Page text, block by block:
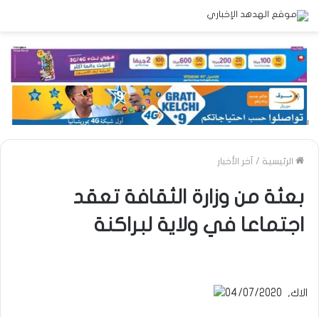
الرئيسية / آخر الأخبار
بعثة من وزارة الثقافة تعقد
اجتماعا في ولاية لبراكنة
الاك, 04/07/2020